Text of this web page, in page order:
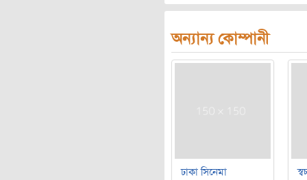
অন্যান্য কোম্পানী
ঢাকা সিনেমা